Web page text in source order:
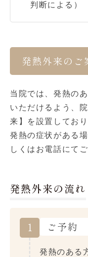
判断による）
発熱外来のご
当院では、発熱の
いただけるよう、
来】を設置しており
発熱の症状がある
しくはお電話にて
発熱外来の流れ
1 ご予約
発熱のある